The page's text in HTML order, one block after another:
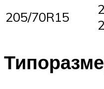
205/70R15